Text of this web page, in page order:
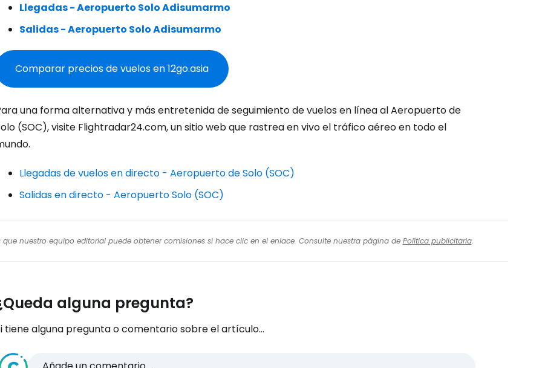
Llegadas - Aeropuerto Solo Adisumarmo
Salidas - Aeropuerto Solo Adisumarmo
Comparar precios de vuelos en 12go.asia
una forma alternativa y más entretenida de seguimiento de vuelos en línea al Aeropuerto de
(SOC), visite Flightradar24.com, un sitio web que rastrea en vivo el tráfico aéreo en todo el
Llegadas de vuelos en directo - Aeropuerto de Solo (SOC)
Salidas en directo - Aeropuerto Solo (SOC)
nuestro equipo editorial puede obtener comisiones si hace clic en el enlace. Consulte nuestra página de Política publicitaria.
alguna pregunta?
tiene alguna pregunta o comentario sobre el artículo...